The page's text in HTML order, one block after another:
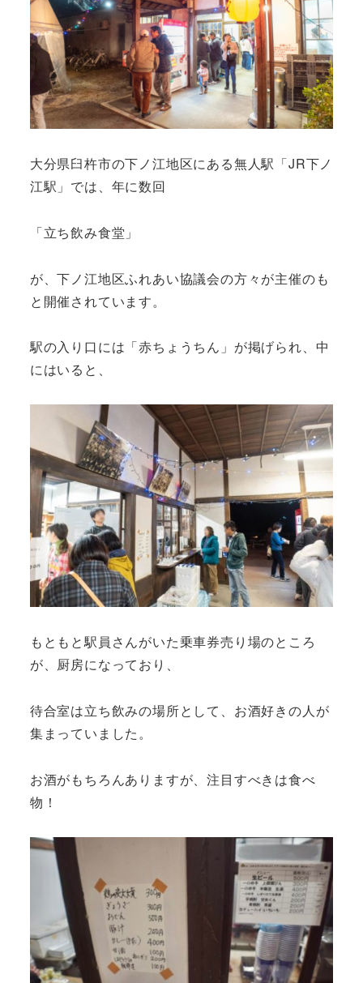
大分県臼杵市の下ノ江地区にある無人駅「JR下ノ
江駅」では、年に数回
「立ち飲み食堂」
が、下ノ江地区ふれあい協議会の方々が主催のも
と開催されています。
駅の入り口には「赤ちょうちん」が掲げられ、中
にはいると、
もともと駅員さんがいた乗車券売り場のところ
が、厨房になっており、
待合室は立ち飲みの場所として、お酒好きの人が
集まっていました。
お酒がもちろんありますが、注目すべきは食べ
物！